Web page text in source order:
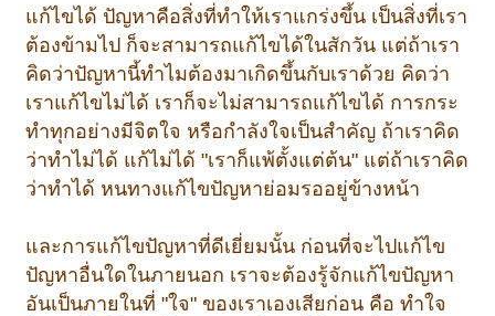
แก้ไขได้ ปัญหาคือสิ่งที่ทำให้เราแกร่งขึ้น เป็นสิ่งที่เรา
ต้องข้ามไป ก็จะสามารถแก้ไขได้ในสักวัน แต่ถ้าเรา
คิดว่าปัญหานี้ทำไมต้องมาเกิดขึ้นกับเราด้วย คิดว่า
เราแก้ไขไม่ได้ เราก็จะไม่สามารถแก้ไขได้ การกระ
ทำทุกอย่างมีจิตใจ หรือกำลังใจเป็นสำคัญ ถ้าเราคิด
ว่าทำไม่ได้ แก้ไม่ได้ "เราก็แพ้ตั้งแต่ต้น" แต่ถ้าเราคิด
ว่าทำได้ หนทางแก้ไขปัญหาย่อมรออยู่ข้างหน้า
และการแก้ไขปัญหาที่ดีเยี่ยมนั้น ก่อนที่จะไปแก้ไข
ปัญหาอื่นใดในภายนอก เราจะต้องรู้จักแก้ไขปัญหา
อันเป็นภายในที่ "ใจ" ของเราเองเสียก่อน คือ ทำใจ